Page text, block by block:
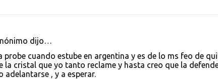
dijo…
probe cuando estube en argentina y es de lo ms feo de
la cristal que yo tanto reclame y hasta creo que la
adelantarse , y a esperar.